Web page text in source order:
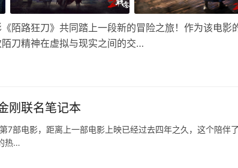
陌路狂刀》共同踏上一段新的冒险之旅！作为该电影
刀精神在虚拟与现实之间的交…
刚联名笔记本
7部电影，距离上一部电影上映已经过去四年之久，这个陪伴
热…